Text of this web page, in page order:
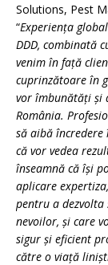
Solutions, Pest
“Experiența
DDD, combinată
venim în față
cuprinzătoare în
vor îmbunătăți și
România.
să aibă încredere
că vor vedea
înseamnă că își
aplicare
pentru a
nevoilor, și care
sigur și eficient
către o viață